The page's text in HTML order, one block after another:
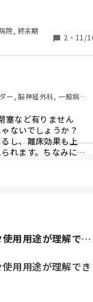
院, 終末期
2 ・ 11/
ー, 脳神経外科, 一般病
塞など有りません
ないでしょうか？
し、離床効果も上
れます。ちなみに血
います。体に気をつ
用用途が理解でき
用用途が理解でき
。ステロイド薬内